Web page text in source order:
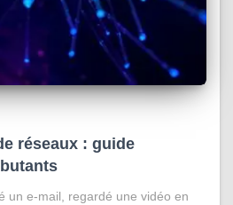
réseaux : guide
un e-mail, regardé une vidéo en